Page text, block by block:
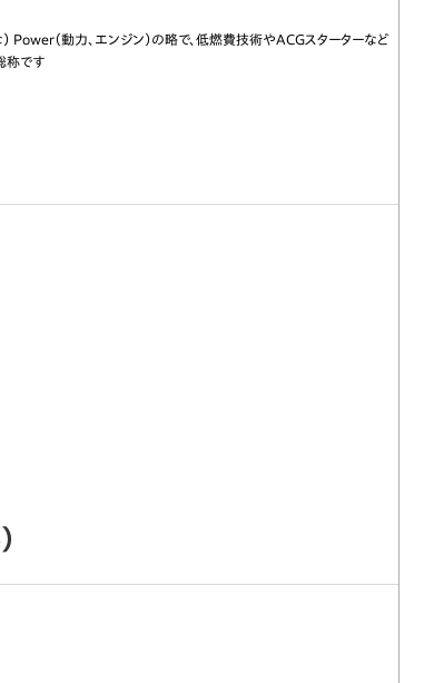
（動力、エンジン）の略で、低燃費技術やACGスターターなど
称です